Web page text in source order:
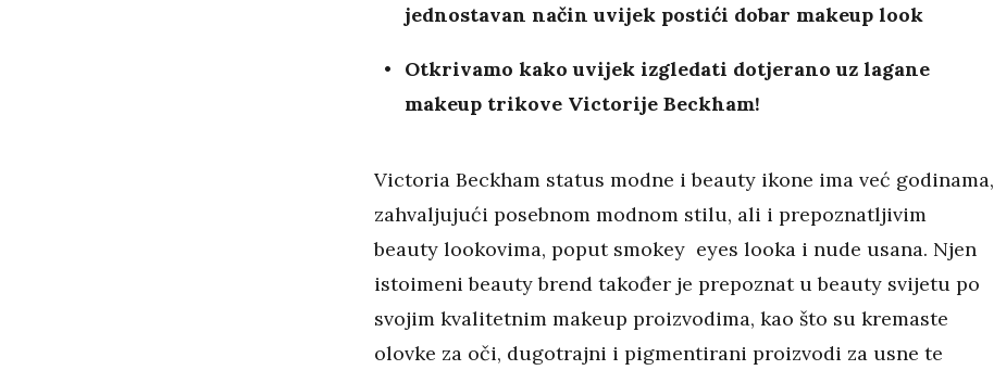
jednostavan način uvijek postići dobar makeup look
Otkrivamo kako uvijek izgledati dotjerano uz lagane
makeup trikove Victorije Beckham!
Victoria Beckham status modne i beauty ikone ima već godinama,
zahvaljujući posebnom modnom stilu, ali i prepoznatljivim
beauty lookovima, poput smokey eyes looka i nude usana. Njen
istoimeni beauty brend također je prepoznat u beauty svijetu po
svojim kvalitetnim makeup proizvodima, kao što su kremaste
olovke za oči, dugotrajni i pigmentirani proizvodi za usne te